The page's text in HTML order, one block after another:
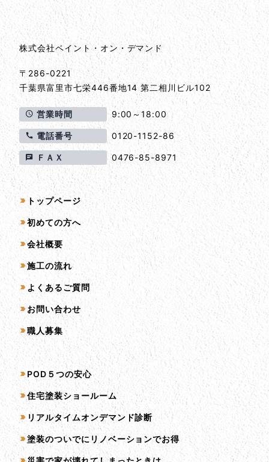
株式会社ペイント・オン・デマンド
〒286-0221
千葉県富里市七栄446番地14 第二相川ビル102
営業時間 9:00～18:00
電話番号 0120-1152-86
ＦＡＸ 0476-85-8971
サイトマップ
トップページ
初めての方へ
会社概要
施工の流れ
よくあるご質問
お問い合わせ
職人募集
サービス一覧
POD５つの安心
住宅塗装ショールーム
リアルタイムオンデマンド診断
塗装のついでにリノベーションでお得